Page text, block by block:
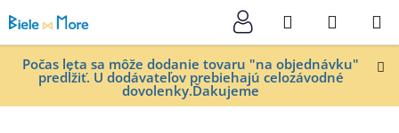
na
obsah
Počas leta sa môže dodanie tovaru "na objednávku"
predĺžiť. U dodávateľov prebiehajú celozávodné
dovolenky.Ďakujeme
Hľadať
KOŠÍK